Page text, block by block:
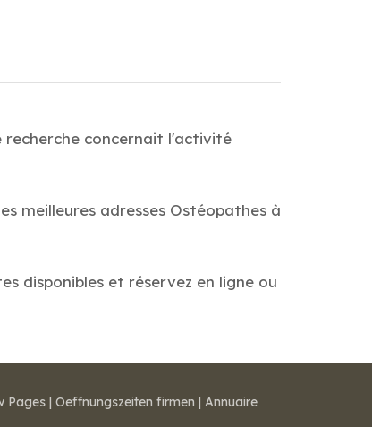
recherche concernait l'activité
meilleures adresses Ostéopathes à
disponibles et réservez en ligne ou
Pages | Oeffnungszeiten firmen | Annuaire